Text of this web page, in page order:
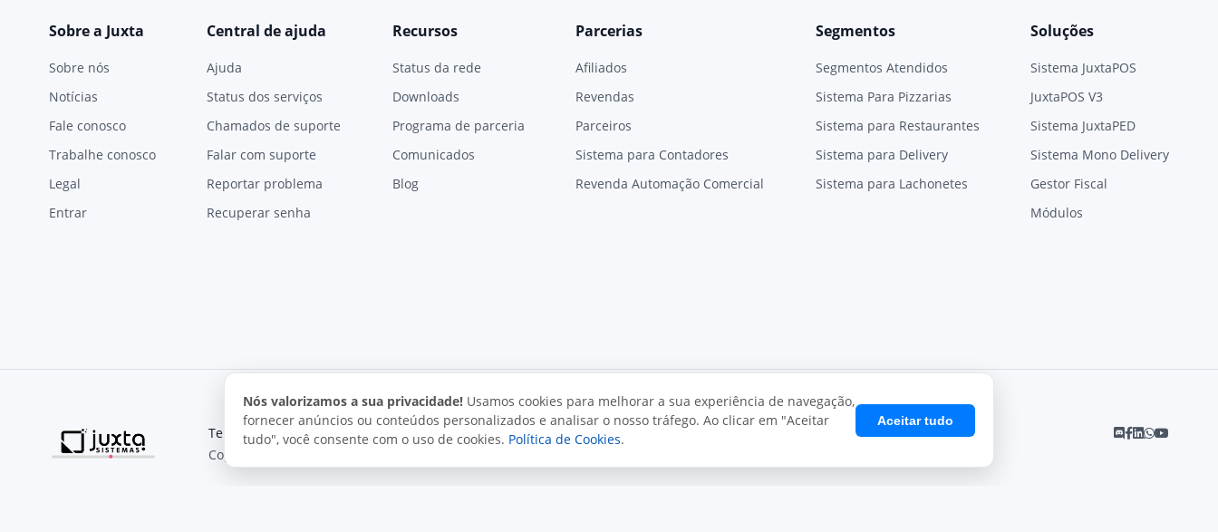
Sobre a Juxta
Sobre nós
Notícias
Fale conosco
Trabalhe conosco
Legal
Entrar
Central de ajuda
Ajuda
Status dos serviços
Chamados de suporte
Falar com suporte
Reportar problema
Recuperar senha
Recursos
Status da rede
Downloads
Programa de parceria
Comunicados
Blog
Parcerias
Afiliados
Revendas
Parceiros
Sistema para Contadores
Revenda Automação Comercial
Segmentos
Segmentos Atendidos
Sistema Para Pizzarias
Sistema para Restaurantes
Sistema para Delivery
Sistema para Lachonetes
Soluções
Sistema JuxtaPOS
JuxtaPOS V3
Sistema JuxtaPED
Sistema Mono Delivery
Gestor Fiscal
Módulos
Nós valorizamos a sua privacidade! Usamos cookies para melhorar a sua experiência de navegação,
fornecer anúncios ou conteúdos personalizados e analisar o nosso tráfego. Ao clicar em "Aceitar
tudo", você consente com o uso de cookies. Política de Cookies.
Aceitar tudo
Termos de uso Política de privacidade Uso aceitável
Direitos autorais
Copyright © 2026, Juxta Sistemas. Todos os direitos reservados.